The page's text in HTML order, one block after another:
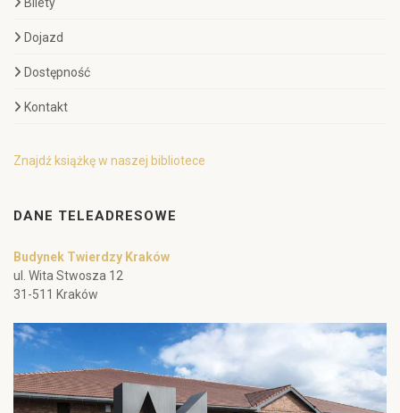
Dojazd
Dostępność
Kontakt
Znajdź książkę w naszej bibliotece
DANE TELEADRESOWE
Budynek Twierdzy Kraków
ul. Wita Stwosza 12
31-511 Kraków